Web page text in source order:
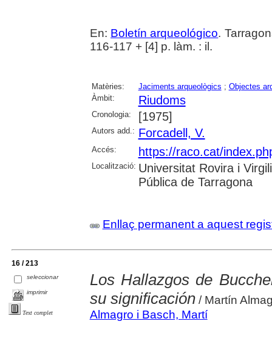
En: Boletín arqueológico.
116-117 + [4] p. làm. : il.
Matèries: Jaciments arqueològics ; Objectes
Àmbit:
Riudoms
Cronologia: [1975]
Autors add.: Forcadell, V.
Accés: https://raco.cat/
Localització: Universitat Rovira i
Pública de Tarragona
Enllaç permanent a aquest
16 / 213
seleccionar
imprimir
Text complet
Los Hallazgos de
su significación/ Martín
Almagro i Basch, Martí